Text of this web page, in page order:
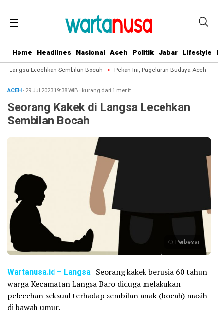
Home Headlines Nasional Aceh Politik Jabar Lifestyle
Langsa Lecehkan Sembilan Bocah Pekan Ini, Pagelaran Budaya Aceh
ACEH· 29 Jul 202319:38WIB · kurang dari 1 menit
Seorang Kakek di Langsa Lecehkan
Sembilan Bocah
Perbesar
Wartanusa.id – Langsa | Seorang kakek berusia 60 tahun
warga Kecamatan Langsa Baro diduga melakukan
pelecehan seksual terhadap sembilan anak (bocah) masih
di bawah umur.